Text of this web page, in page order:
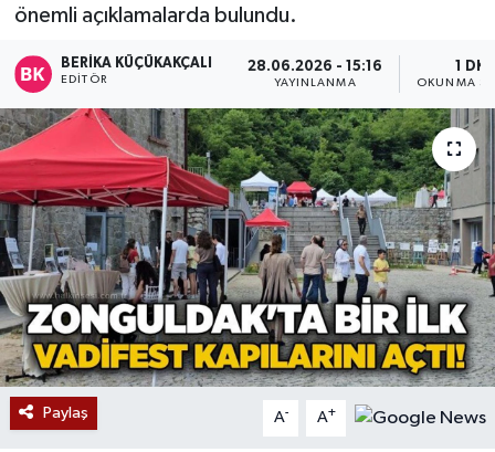
önemli açıklamalarda bulundu.
BERIKA KÜÇÜKAKÇALI
EDITÖR
28.06.2026 - 15:16
YAYINLANMA
1 DK
OKUNMA
Paylaş A- A+
Karabük
Devrek
Bolu
ÇEVRE
BİLİM VE TEKNOLOJİ
DUNYA
Düzce
Eğitim